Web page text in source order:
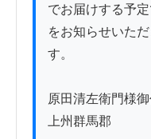
でお届けする予
をお知らせいた
す。
原田清左衛門様
上州群馬郡